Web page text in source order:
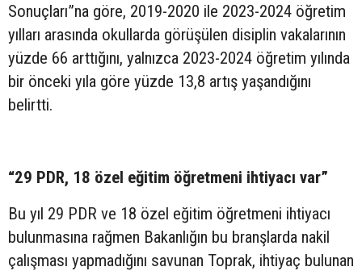
Sonuçları”na göre, 2019-2020 ile 2023-2024 öğretim
yılları arasında okullarda görüşülen disiplin vakalarının
yüzde 66 arttığını, yalnızca 2023-2024 öğretim yılında
bir önceki yıla göre yüzde 13,8 artış yaşandığını
belirtti.
“29 PDR, 18 özel eğitim öğretmeni ihtiyacı var”
Bu yıl 29 PDR ve 18 özel eğitim öğretmeni ihtiyacı
bulunmasına rağmen Bakanlığın bu branşlarda nakil
çalışması yapmadığını savunan Toprak, ihtiyaç bulunan